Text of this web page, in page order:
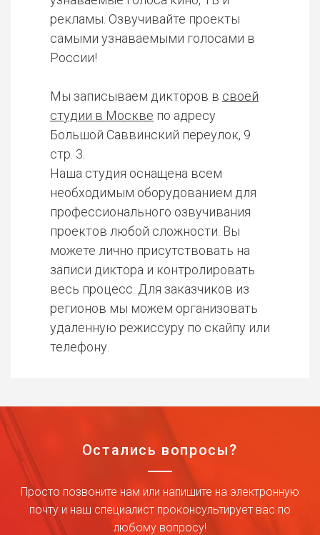
рекламы. Озвучивайте проекты
самыми узнаваемыми голосами в
России!
Мы записываем дикторов в своей
студии в Москве по адресу
Большой Саввинский переулок, 9
стр. 3.
Наша студия оснащена всем
необходимым оборудованием для
профессионального озвучивания
проектов любой сложности. Вы
можете лично присутствовать на
записи диктора и контролировать
весь процесс. Для заказчиков из
регионов мы можем организовать
удаленную режиссуру по скайпу или
телефону.
Остались вопросы?
Просто позвоните нам или напишите на электронную
почту и наш специалист проконсультирует вас по
любому вопросу!